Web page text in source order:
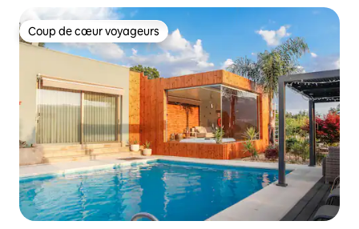
Coup de cœur voyageurs
Coup de cœur voyageurs